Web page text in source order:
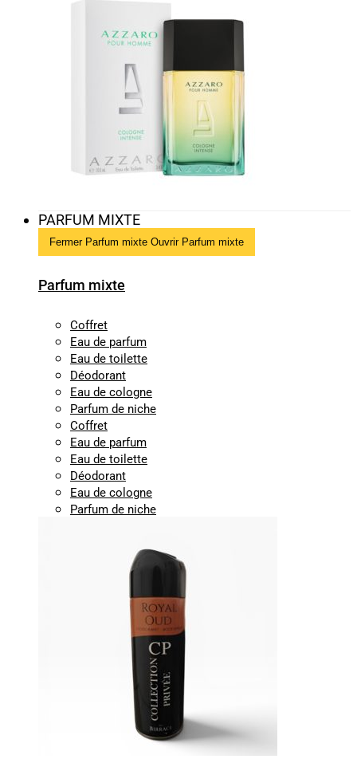
PARFUM MIXTE
Fermer Parfum mixte Ouvrir Parfum mixte
Parfum mixte
Coffret
Eau de parfum
Eau de toilette
Déodorant
Eau de cologne
Parfum de niche
Coffret
Eau de parfum
Eau de toilette
Déodorant
Eau de cologne
Parfum de niche